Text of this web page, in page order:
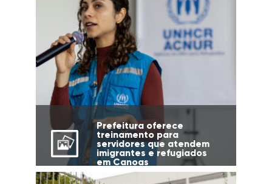
Prefeitura oferece
treinamento para
servidores que atendem
imigrantes e refugiados
em Canoas